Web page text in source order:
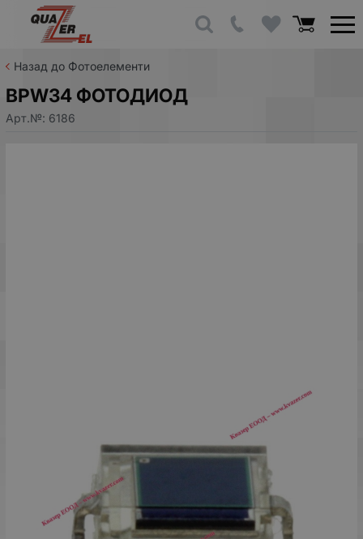
Назад до Фотоелементи
BPW34 ФОТОДИОД
Арт.№: 6186